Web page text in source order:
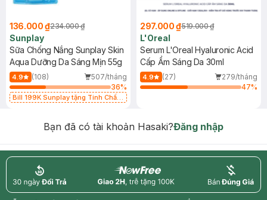
136.000 ₫234.000 ₫
Sunplay
Sữa Chống Nắng Sunplay Skin
Aqua Dưỡng Da Sáng Mịn 55g
4.9 (108)
507/tháng
36%
Bill 199K Sunplay tặng Tinh Chất
297.000 ₫519.000 ₫
L'Oreal
Serum L'Oreal Hyaluronic Acid
Cấp Ẩm Sáng Da 30ml
4.9 (27)
279/tháng
47%
Bạn đã có tài khoản Hasaki?Đăng nhập
return nowfree price